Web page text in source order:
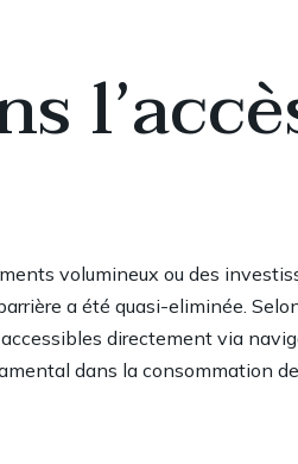
volumineux ou des
a été quasi-eliminée.
directement via
dans la consommation